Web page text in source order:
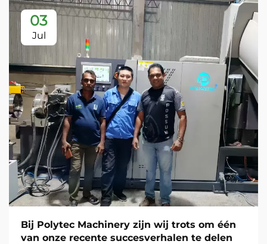
03
Jul
Bij Polytec Machinery zijn wij trots om één
van onze recente succesverhalen te delen